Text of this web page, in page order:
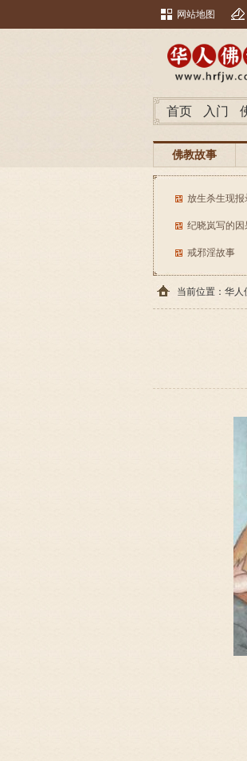
网站地图
首页 入门
佛教故事
放生杀生现报
纪晓岚写的因
戒邪淫故事
当前位置： 华人